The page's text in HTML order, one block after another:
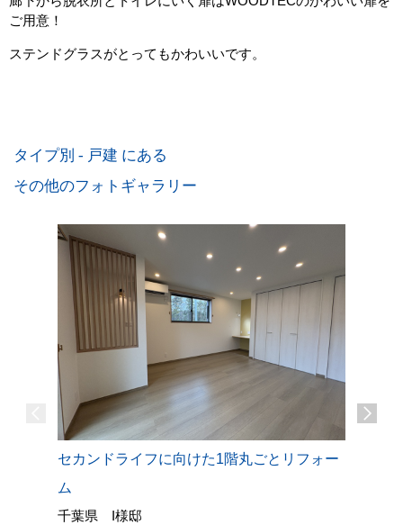
ご用意！
ステンドグラスがとってもかわいいです。
タイプ別 - 戸建 にある
その他のフォトギャラリー
セカンドライフに向けた1階丸ごとリフォー
ム
千葉県 I様邸